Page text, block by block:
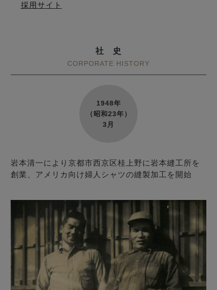
採用サイト
社 史
CORPORATE HISTORY
1948年
（昭和23年）
3月
岩本清一により京都市西京区桂上野に岩本縫工所を
創業、アメリカ向け婦人シャツの縫製加工を開始